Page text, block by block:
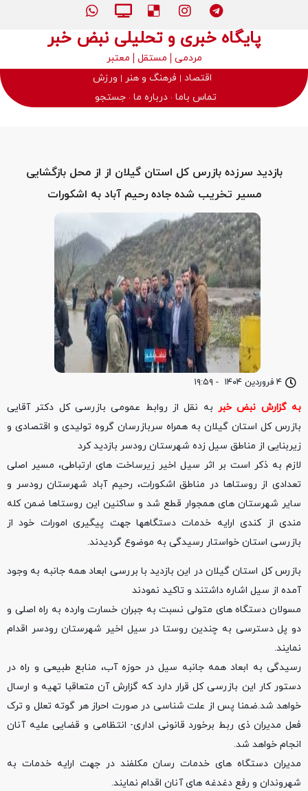
پایگاه خبری و تحلیلی نبض خبر
مردمی مستقل
معتبر
اقتصاد
فرهنگ و هنر
ورزش
تماس باما درباره ما جستجو
۴ فروردین ۱۴۰۴ - ۱۹:۵۹
بازدید سرزده بازرس کل استان گیلان از از محل بازگشایی
مسیر تخریب شده جاده رحیم آباد به اشکورات
به گزارش نبض خبر به نقل از روابط عمومی بازرسی کل دکتر آقایی
بازرس کل استان گیلان به همراه سربازرسان گروه تولیدی و اقتصادی و
زیربنایی از مناطق سیل زده شهرستان رودسر بازدید کرد
لازم به ذکر است بر اثر سیل اخیر زیرساخت های ارتباطی، مسیر اصلی
تعدادی از روستاها در مناطق اشکورات، رحیم آباد شهرستان رودسر و
سایر شهرستان های همجوار قطع شد و ساکنین این روستاها ضمن کله
مندی از کندی ارایه خدمات دستگاهها جهت پیگیری امورات خود از
بازرسی استان خواستار رسیدگی به موضوع گردیدند.
بازرس کل استان گیلان در این بازدید با بررسی ابعاد همه جانبه به وجود
آمده از سیل اشاره داشتند و تاکید نمودند
مسولان دستگاه های متولی نسبت به جبران خسارت وارده به راه اصلی و
دو پل دسترسی به چندین روستا در سیل اخیر شهرستان رودسر اقدام
نمایند.
رسیدگی به ابعاد همه جانبه سیل در حوزه آب، منابع طبیعی و راه در
دستور کار این بازرسی کل قرار دارد که گزارش آن متعاقبا تهیه و ارسال
خواهد شد.ضمنا پس از علت شناسی در صورت احراز هر گوته تعلل و ترک
فعل مدیران ذی ربط برخورد قانونی اداری- انتظامی و قضایی علیه آنان
انجام خواهد شد.
مدیران دستگاه های خدمات رسان مکلفند در جهت ارایه خدمات به
شهروندان و رفع دغدغه های آنان اقدام نمایند.